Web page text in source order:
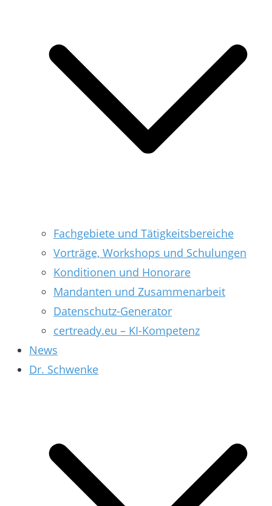
Fachgebiete und Tätigkeitsbereiche
Vorträge, Workshops und Schulungen
Konditionen und Honorare
Mandanten und Zusammenarbeit
Datenschutz-Generator
certready.eu – KI-Kompetenz
News
Dr. Schwenke